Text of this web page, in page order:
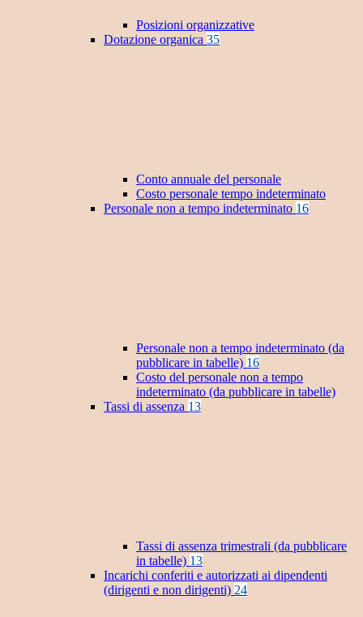
Posizioni organizzative
Dotazione organica 35
Conto annuale del personale
Costo personale tempo indeterminato
Personale non a tempo indeterminato 16
Personale non a tempo indeterminato (da
pubblicare in tabelle) 16
Costo del personale non a tempo
indeterminato (da pubblicare in tabelle)
Tassi di assenza 13
Tassi di assenza trimestrali (da pubblicare
in tabelle) 13
Incarichi conferiti e autorizzati ai dipendenti
(dirigenti e non dirigenti) 24